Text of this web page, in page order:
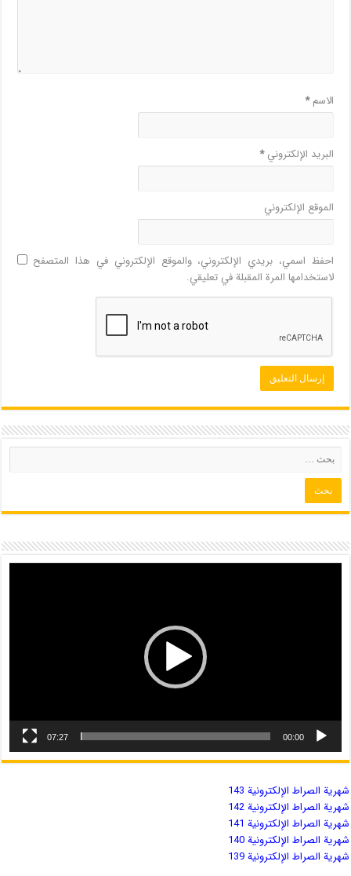
الاسم*
البريد الإلكتروني*
الموقع الإلكتروني
احفظ اسمي، بريدي الإلكتروني، والموقع الإلكتروني في هذا المتصفح
لاستخدامها المرة المقبلة في تعليقي.
00:00
07:27
شهریة الصراط الإلكترونية 143
شهریة الصراط الإلكترونية 142
شهریة الصراط الإلكترونية 141
شهریة الصراط الإلكترونية 140
شهریة الصراط الإلكترونية 139